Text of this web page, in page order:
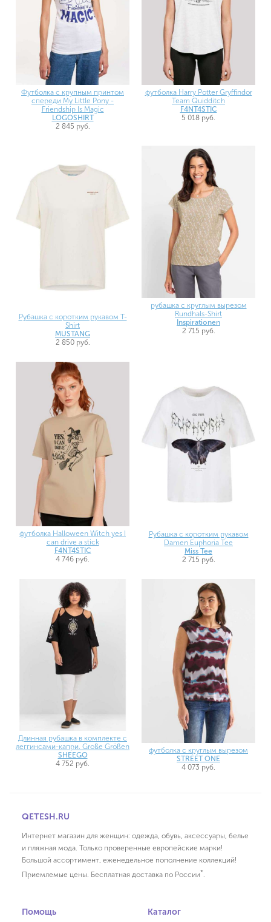
Футболка с крупным принтом
спереди My Little Pony -
Friendship Is Magic
LOGOSHIRT
2 845 руб.
футболка Harry Potter Gryffindor
Team Quidditch
F4NT4STIC
5 018 руб.
Рубашка с коротким рукавом T-
Shirt
MUSTANG
2 850 руб.
рубашка с круглым вырезом
Rundhals-Shirt
Inspirationen
2 715 руб.
футболка Halloween Witch yes I
can drive a stick
F4NT4STIC
4 746 руб.
Рубашка с коротким рукавом
Damen Euphoria Tee
Miss Tee
2 715 руб.
Длинная рубашка в комплекте с
леггинсами-капри. Große Größen
SHEEGO
4 752 руб.
футболка с круглым вырезом
STREET ONE
4 073 руб.
QETESH.RU
Интернет магазин для женщин: одежда, обувь, аксессуары, белье
и пляжная мода. Только проверенные европейские марки!
Большой ассортимент, еженедельное пополнение коллекций!
Приемлемые цены. Бесплатная доставка по России*.
Помощь Каталог